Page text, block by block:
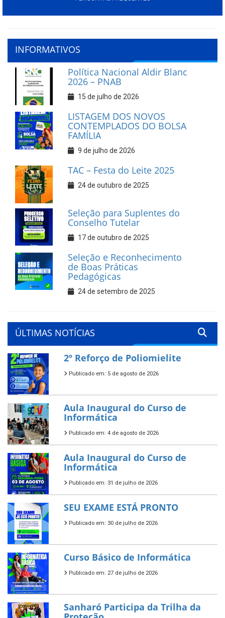
INFORMATIVOS
Política Nacional Aldir Blanc
2026 – PNAB
15 de julho de 2026
LISTAGEM DOS NOVOS
CONTEMPLADOS DO BOLSA
FAMÍLIA
9 de julho de 2026
TAC – Festa do Leite 2025
24 de outubro de 2025
Seleção para Suplentes do
Conselho Tutelar
17 de outubro de 2025
Seleção e Reconhecimento
de Boas Práticas
Pedagógicas
24 de setembro de 2025
ÚLTIMAS NOTÍCIAS
2º Reforço de Poliomielite
Publicado em: 5 de agosto de 2026
Aula Inaugural do Curso de
Informática
Publicado em: 4 de agosto de 2026
Aula Inaugural do Curso de
Informática
Publicado em: 31 de julho de 2026
SEU EXAME ESTÁ PRONTO
Publicado em: 30 de julho de 2026
Curso Básico de Informática
Publicado em: 27 de julho de 2026
Sanharó Participa da Trilha da